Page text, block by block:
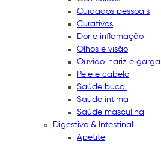
Cuidados pessoais
Curativos
Dor e inflamação
Olhos e visão
Ouvido, nariz e
Pele e cabelo
Saúde bucal
Saúde íntima
Saúde masculina
Digestivo & Intestinal
Apetite